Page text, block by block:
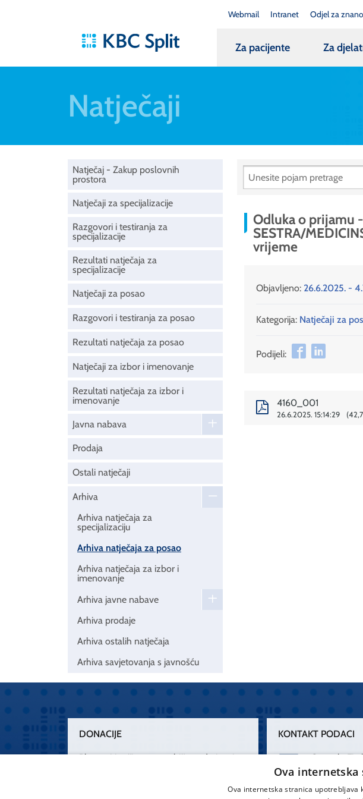
Webmail Intranet Odjel za
Za pacijente Za
Natječaji
Natječaj - Zakup poslovnih
prostora
Natječaji za specijalizacije
Razgovori i testiranja za
specijalizacije
Rezultati natječaja za
specijalizacije
Natječaji za posao
Razgovori i testiranja za posao
Rezultati natječaja za posao
Natječaji za izbor i imenovanje
Rezultati natječaja za izbor i
imenovanje
Javna nabava
Prodaja
Ostali natječaji
Arhiva
Arhiva natječaja za
specijalizaciju
Arhiva natječaja za posao
Arhiva natječaja za izbor i
imenovanje
Arhiva javne nabave
Arhiva prodaje
Arhiva ostalih natječaja
Arhiva savjetovanja s javnošću
Odluka o prijamu
SESTRA/
vrijeme
Objavljeno: 26.6.2025. -
Kategorija: Natječaji za
Podijeli:
4160_001
26.6.2025. 15:14:29
DONACIJE
Plemenitim činom nesebičnog darivanja
„Zarazimo“ se dobrotom, donirajmo od
KONTAKT PODACI
Centrala
021 556 111
Ova
Ova internetska stranica upotrebljava